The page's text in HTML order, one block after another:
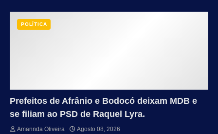
POLÍTICA
Prefeitos de Afrânio e Bodocó deixam MDB e
se filiam ao PSD de Raquel Lyra.
Amannda Oliveira Agosto 08, 2026